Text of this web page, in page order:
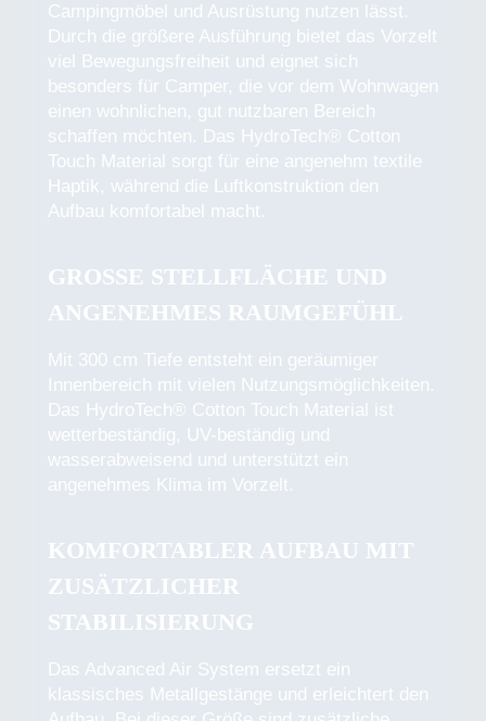
Campingmöbel und Ausrüstung nutzen lässt.
Durch die größere Ausführung bietet das Vorzelt
viel Bewegungsfreiheit und eignet sich
besonders für Camper, die vor dem Wohnwagen
einen wohnlichen, gut nutzbaren Bereich
schaffen möchten. Das HydroTech® Cotton
Touch Material sorgt für eine angenehm textile
Haptik, während die Luftkonstruktion den
Aufbau komfortabel macht.
GROSSE STELLFLÄCHE UND A
NGENEHMES RAUMGEFÜHL
Mit 300 cm Tiefe entsteht ein geräumiger
Innenbereich mit vielen Nutzungsmöglichkeiten.
Das HydroTech® Cotton Touch Material ist
wetterbeständig, UV-beständig und
wasserabweisend und unterstützt ein
angenehmes Klima im Vorzelt.
KOMFORTABLER AUFBAU MIT
ZUSÄTZLICHER
STABILISIERUNG
Das Advanced Air System ersetzt ein
klassisches Metallgestänge und erleichtert den